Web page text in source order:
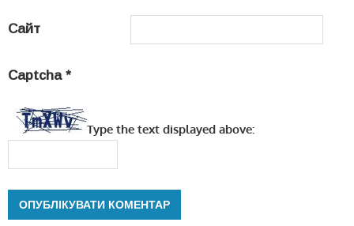
Сайт
Captcha *
Type the text displayed above: